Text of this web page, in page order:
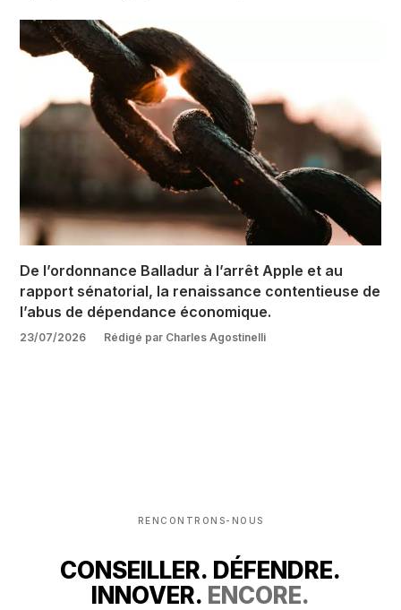
De l’ordonnance Balladur à l’arrêt Apple et au
rapport sénatorial, la renaissance contentieuse de
l’abus de dépendance économique.
23/07/2026 Rédigé par Charles Agostinelli
RENCONTRONS-NOUS
CONSEILLER. DÉFENDRE.
INNOVER. ENCORE.